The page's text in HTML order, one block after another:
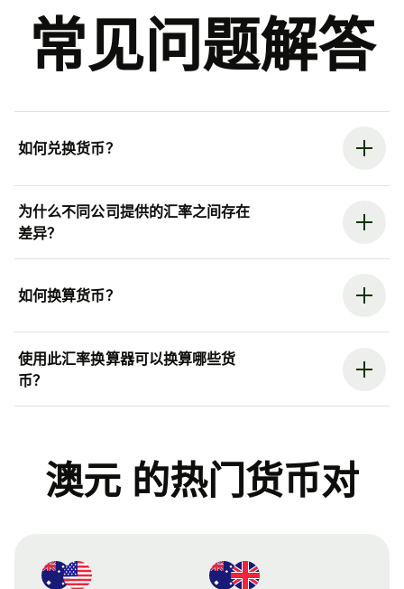
常见问题解答
如何兑换货币？
为什么不同公司提供的汇率之间存在
差异？
如何换算货币？
使用此汇率换算器可以换算哪些货
币？
澳元 的热门货币对